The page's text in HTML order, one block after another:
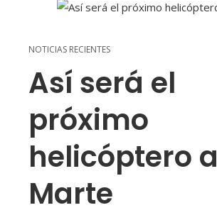
NOTICIAS RECIENTES
Así será el
próximo
helicóptero a
Marte